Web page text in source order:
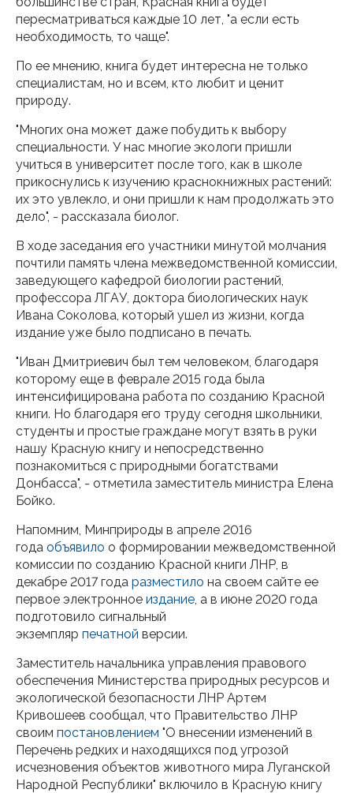
пересматриваться каждые 10 лет, "а если есть
необходимость, то чаще".
По ее мнению, книга будет интересна не только
специалистам, но и всем, кто любит и ценит
природу.
"Многих она может даже побудить к выбору
специальности. У нас многие экологи пришли
учиться в университет после того, как в школе
прикоснулись к изучению краснокнижных растений:
их это увлекло, и они пришли к нам продолжать это
дело", - рассказала биолог.
В ходе заседания его участники минутой молчания
почтили память члена межведомственной комиссии,
заведующего кафедрой биологии растений,
профессора ЛГАУ, доктора биологических наук
Ивана Соколова, который ушел из жизни, когда
издание уже было подписано в печать.
"Иван Дмитриевич был тем человеком, благодаря
которому еще в феврале 2015 года была
интенсифицирована работа по созданию Красной
книги. Но благодаря его труду сегодня школьники,
студенты и простые граждане могут взять в руки
нашу Красную книгу и непосредственно
познакомиться с природными богатствами
Донбасса", - отметила заместитель министра Елена
Бойко.
Напомним, Минприроды в апреле 2016
года объявило о формировании межведомственной
комиссии по созданию Красной книги ЛНР, в
декабре 2017 года разместило на своем сайте ее
первое электронное издание, а в июне 2020 года
подготовило сигнальный
экземпляр печатной версии.
Заместитель начальника управления правового
обеспечения Министерства природных ресурсов и
экологической безопасности ЛНР Артем
Кривошеев сообщал, что Правительство ЛНР
своим постановлением "О внесении изменений в
Перечень редких и находящихся под угрозой
исчезновения объектов животного мира Луганской
Народной Республики" включило в Красную книгу